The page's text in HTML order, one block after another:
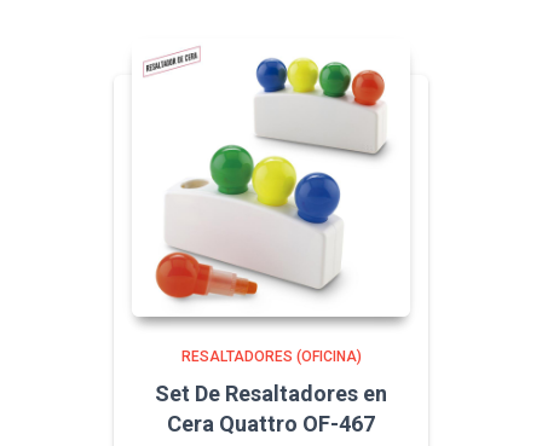
RESALTADORES (OFICINA)
Set De Resaltadores en
Cera Quattro OF-467